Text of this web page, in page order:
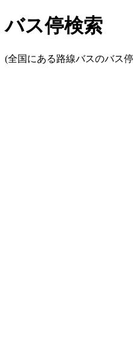
バス停検索
(全国にある路線バスのバス